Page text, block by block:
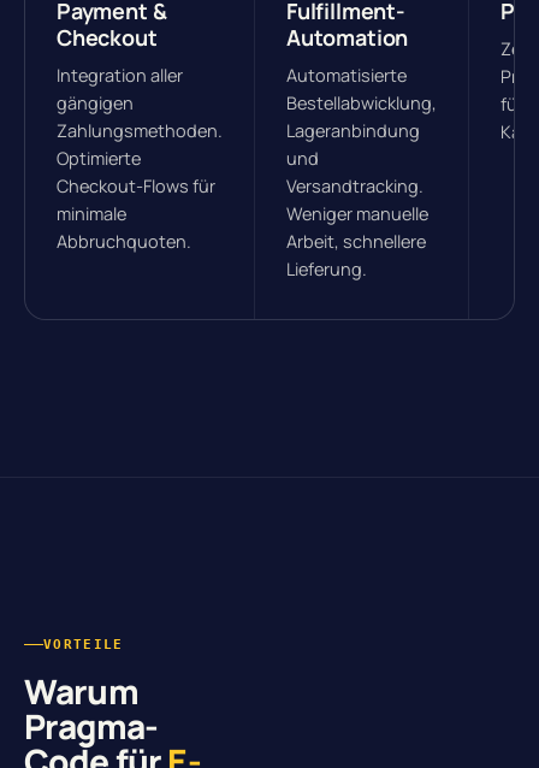
Payment &
Checkout
Integration aller
gängigen
Zahlungsmethoden.
Optimierte
Checkout-Flows für
minimale
Abbruchquoten.
Fulfillment-
Automation
Automatisierte
Bestellabwicklung,
Lageranbindung
und
Versandtracking.
Weniger manuelle
Arbeit, schnellere
Lieferung.
für
VORTEILE
Warum
Pragma-